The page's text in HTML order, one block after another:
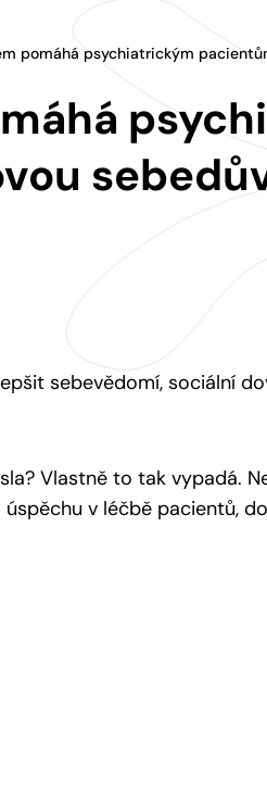
pomáhá psychiatrickým
sebevědomí, sociální
Vlastně to tak vypadá.
v léčbě pacientů,